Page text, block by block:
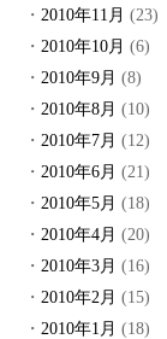
2010年11月 (23)
2010年10月 (6)
2010年9月 (8)
2010年8月 (10)
2010年7月 (12)
2010年6月 (21)
2010年5月 (18)
2010年4月 (20)
2010年3月 (16)
2010年2月 (15)
2010年1月 (18)